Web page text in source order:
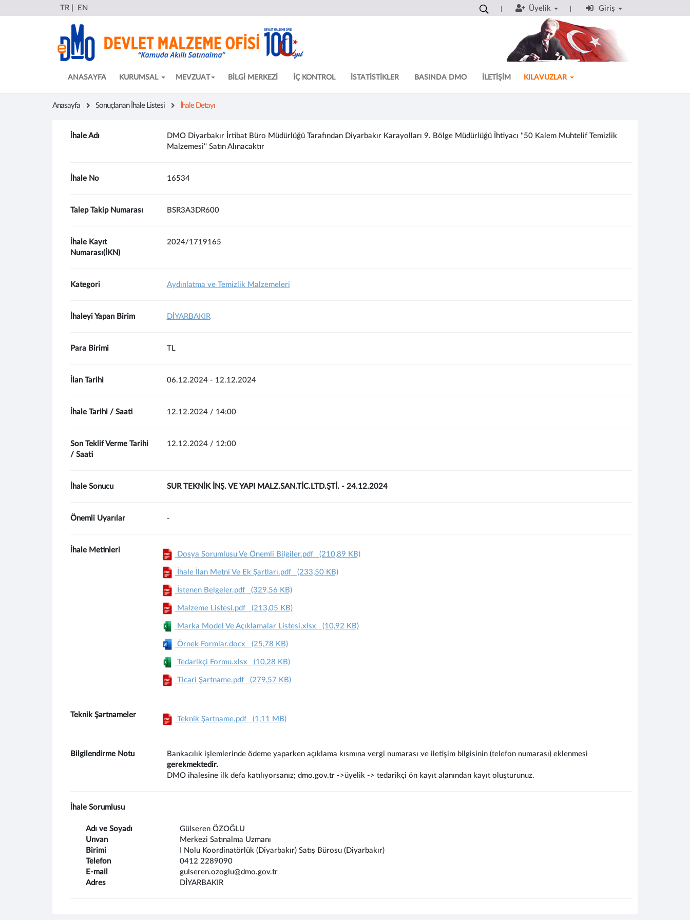
TR EN Üyelik Giriş
ANASAYFA KURUMSAL MEVZUAT BİLGİ MERKEZİ İÇ KONTROL İSTATİSTİKLER BASINDA DMO İLETİŞİM KILAVUZLAR
Anasayfa Sonuçlanan İhale Listesi İhale Detayı
İhale Adı
DMO Diyarbakır İrtibat Büro Müdürlüğü Tarafından Diyarbakır Karayolları 9. Bölge Müdürlüğü İhtiyacı ''50 Kalem Muhtelif Temizlik
Malzemesi'' Satın Alınacaktır
İhale No 16534
Talep Takip Numarası BSR3A3DR600
İhale Kayıt
Numarası(İKN)
2024/1719165
Kategori Aydınlatma ve Temizlik Malzemeleri
İhaleyi Yapan Birim DİYARBAKIR
Para Birimi TL
İlan Tarihi 06.12.2024 - 12.12.2024
İhale Tarihi / Saati 12.12.2024 / 14:00
Son Teklif Verme Tarihi
/ Saati
12.12.2024 / 12:00
İhale Sonucu SUR TEKNİK İNŞ. VE YAPI MALZ.SAN.TİC.LTD.ŞTİ. - 24.12.2024
Önemli Uyarılar -
İhale Metinleri
Dosya Sorumlusu Ve Önemli Bilgiler.pdf (210,89 KB)
İhale İlan Metni Ve Ek Şartları.pdf (233,50 KB)
İstenen Belgeler.pdf (329,56 KB)
Malzeme Listesi.pdf (213,05 KB)
Marka Model Ve Açıklamalar Listesi.xlsx (10,92 KB)
Örnek Formlar.docx (25,78 KB)
Tedarikçi Formu.xlsx (10,28 KB)
Ticari Şartname.pdf (279,57 KB)
Teknik Şartnameler
Teknik Şartname.pdf (1,11 MB)
Bilgilendirme Notu
Bankacılık işlemlerinde ödeme yaparken açıklama kısmına vergi numarası ve iletişim bilgisinin (telefon numarası) eklenmesi
gerekmektedir.
DMO ihalesine ilk defa katılıyorsanız; dmo.gov.tr ->üyelik -> tedarikçi ön kayıt alanından kayıt oluşturunuz.
İhale Sorumlusu
Adı ve Soyadı
Gülseren ÖZOĞLU
Unvan
Merkezi Satınalma Uzmanı
Birimi
I Nolu Koordinatörlük (Diyarbakır) Satış Bürosu (Diyarbakır)
Telefon
0412 2289090
E-mail
gulseren.ozoglu@dmo.gov.tr
Adres
DİYARBAKIR